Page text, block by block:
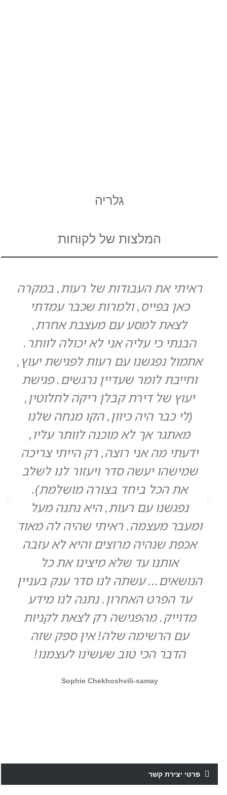
גלריה
המלצות של לקוחות
ראיתי את העבודות של רעות, במקרה
כאן בפייס, ולמרות שכבר עמדתי
לצאת למסע עם מעצבת אחרת,
הבנתי כי עליה אני לא יכולה לוותר.
אתמול נפגשנו עם רעות לפגישת יעוץ,
וחייבת לומר שעדיין נרגשים. פגישת
יעוץ של דירת קבלן ריקה לחלוטין,
(לי כבר היה כיוון, הקו מנחה שלנו
מאתגר אך לא מוכנה לוותר עליו,
ידעתי מה אני רוצה, רק הייתי צריכה
שמישהו יעשה סדר ויעזור לנו לשלב
את הכל ביחד בצורה מושלמת).
נפגשנו עם רעות, היא נתנה מעל
ומעבר מעצמה. ראיתי שהיה לה מאוד
אכפת שנהיה מרוצים והיא לא עזבה
אותנו עד שלא מיצינו את כל
הנושאים... עשתה לנו סדר ענק בעניין
עד הפרט האחרון. נתנה לנו מידע
מדוייק. מהפגישה רק לצאת לקניות
עם הרשימה שלה! אין ספק שזה
הדבר הכי טוב שעשינו לעצמנו!
Sophie Chekhoshvili-samay
פרטי יצירת קשר